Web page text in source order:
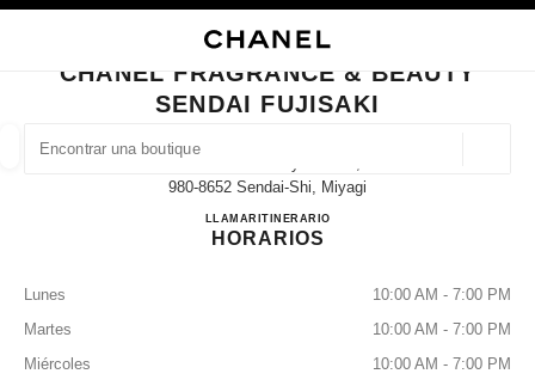
BUSCAR UNA BOUTIQUE
las sugerencias se muestran debajo de esta barra de búsqueda
0 Sugerencias disponibles
CERRAR TARJETA DE BOUTIQUE CHANEL FRAGRANCE & BEAUTY
CHANEL FRAGRANCE & BEAUTY
SENDAI FUJISAKI
Aobaku Ichibancyo 3-2-17,
980-8652 Sendai-Shi, Miyagi
LLAMAR022-398-6717
ITINERARIOCHANEL FRAGRANCE &
HORARIOS
Lunes
10:00 AM - 7:00 PM
Martes
10:00 AM - 7:00 PM
Miércoles
10:00 AM - 7:00 PM
RELOJERÍA Y JOYERÍA